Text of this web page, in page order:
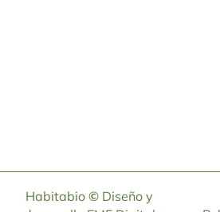
Habitabio © Diseño y